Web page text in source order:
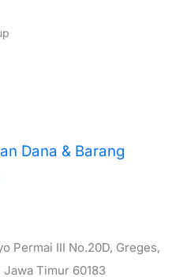
Dana & Barang
Permai III No.20D, Greges,
Jawa Timur 60183